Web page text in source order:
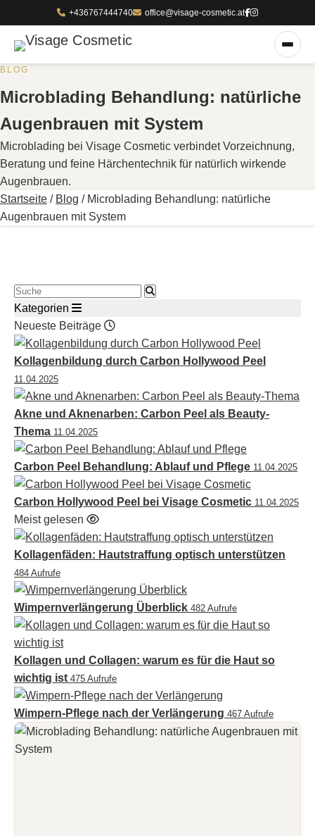
+436767444740 office@visage-cosmetic.at
BLOG
Microblading Behandlung: natürliche
Augenbrauen mit System
Microblading bei Visage Cosmetic verbindet Vorzeichnung,
Beratung und feine Härchentechnik für natürlich wirkende
Augenbrauen.
Startseite / Blog / Microblading Behandlung: natürliche
Augenbrauen mit System
Blog durchsuchen
Kategorien
Neueste Beiträge
Kollagenbildung durch Carbon Hollywood Peel
11.04.2025
Akne und Aknenarben: Carbon Peel als Beauty-
Thema 11.04.2025
Carbon Peel Behandlung: Ablauf und Pflege 11.04.2025
Carbon Hollywood Peel bei Visage Cosmetic 11.04.2025
Meist gelesen
Kollagenfäden: Hautstraffung optisch unterstützen
484 Aufrufe
Wimpernverlängerung Überblick 482 Aufrufe
Kollagen und Collagen: warum es für die Haut so
wichtig ist 475 Aufrufe
Wimpern-Pflege nach der Verlängerung 467 Aufrufe